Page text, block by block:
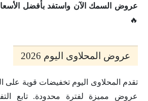
عروض السمك الآن واستفد بأفضل
🔥
عروض المحلاوى اليوم 2026
تقدم المحلاوى اليوم تخفيضات قوية على
عروض مميزة لفترة محدودة. تابع